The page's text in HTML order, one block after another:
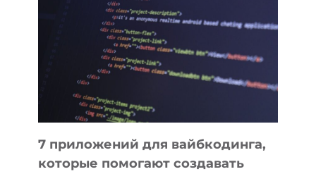
ИНСТРУМЕНТОВ
ДЛЯ
РАБОТЫ
7 приложений для вайбкодинга,
которые помогают создавать